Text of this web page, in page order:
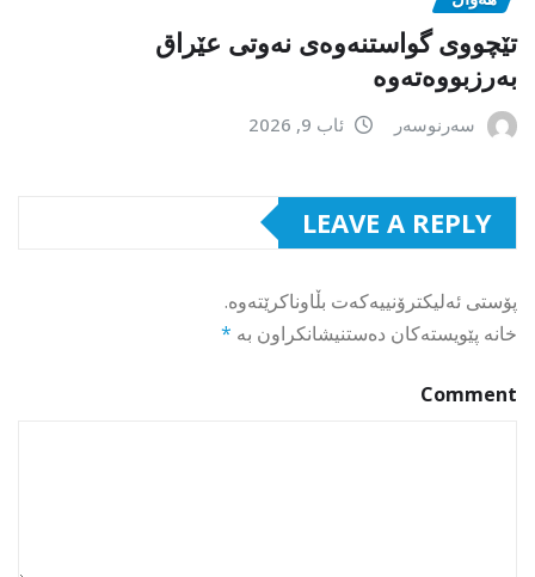
تێچووی گواستنەوەی نەوتی عێراق
بەرزبووەتەوە
سەرنوسەر ئاب 9, 2026
LEAVE A REPLY
پۆستی ئەلیکترۆنییەکەت بڵاوناکرێتەوە.
خانە پێویستەکان دەستنیشانکراون بە *
Comment